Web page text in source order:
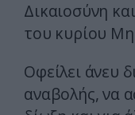
Δικαιοσύνη
του κυρίου
Οφείλει άνευ
αναβολής, να